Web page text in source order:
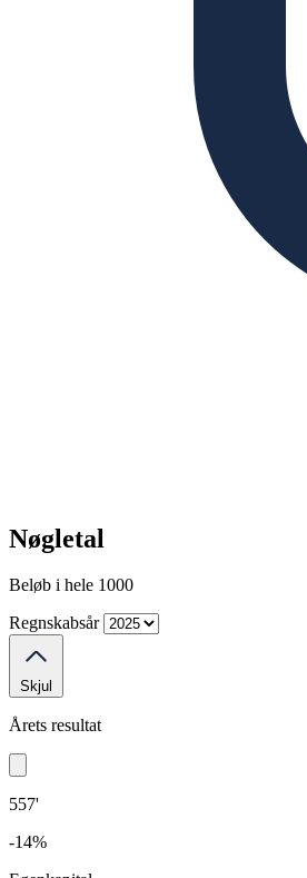
Nøgletal
Beløb i hele 1000
Regnskabsår
Skjul
Årets resultat
557'
-14%